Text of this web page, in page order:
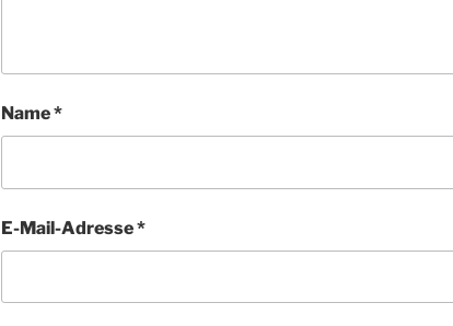
Name*
E-Mail-Adresse*